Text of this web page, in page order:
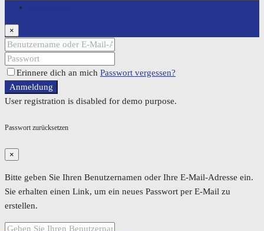
×
Erinnere dich an mich Passwort vergessen?
Anmeldung
User registration is disabled for demo purpose.
Passwort zurücksetzen
×
Bitte geben Sie Ihren Benutzernamen oder Ihre E-Mail-Adresse ein.
Sie erhalten einen Link, um ein neues Passwort per E-Mail zu
erstellen.